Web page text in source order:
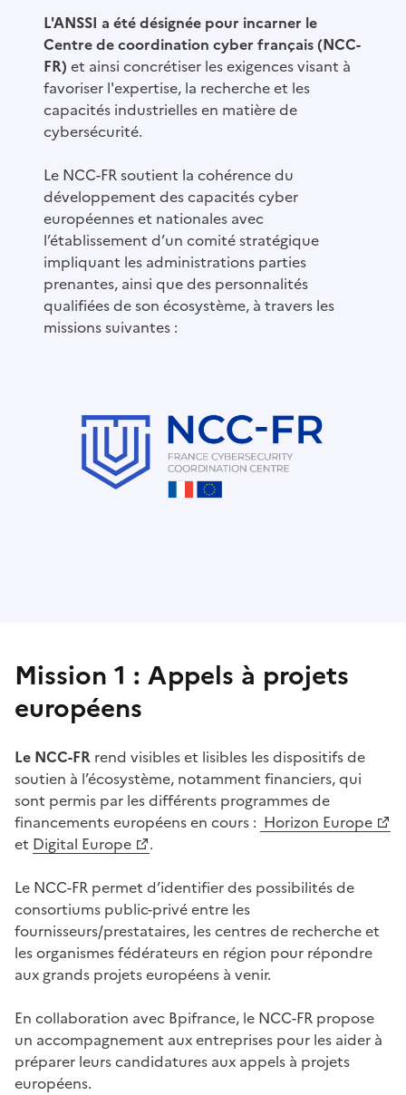
L'ANSSI a été désignée pour incarner le
Centre de coordination cyber français (NCC-
FR) et ainsi concrétiser les exigences visant à
favoriser l'expertise, la recherche et les
capacités industrielles en matière de
cybersécurité.
Le NCC-FR soutient la cohérence du
développement des capacités cyber
européennes et nationales avec
l’établissement d’un comité stratégique
impliquant les administrations parties
prenantes, ainsi que des personnalités
qualifiées de son écosystème, à travers les
missions suivantes :
Mission 1 : Appels à projets
européens
Le NCC-FR rend visibles et lisibles les dispositifs de
soutien à l’écosystème, notamment financiers, qui
sont permis par les différents programmes de
financements européens en cours :
(Ouvre une nouvelle fenêtre)
Horizon Europe
et Digital Europe
.
Le NCC-FR permet d’identifier des possibilités de
consortiums public-privé entre les
fournisseurs/prestataires, les centres de recherche et
les organismes fédérateurs en région pour répondre
aux grands projets européens à venir.
En collaboration avec Bpifrance, le NCC-FR propose
un accompagnement aux entreprises pour les aider à
préparer leurs candidatures aux appels à projets
européens.